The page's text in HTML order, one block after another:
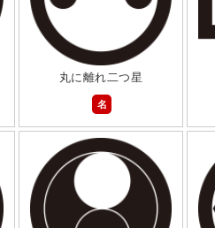
丸に離れ二つ星
名